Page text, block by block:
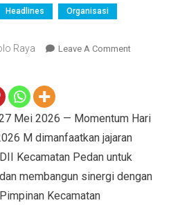
Headlines
Organisasi
Raya Leave A Comment
Mei 2026 — Momentum Hari
M dimanfaatkan jajaran
Kecamatan Pedan untuk
membangun sinergi dengan
Kecamatan